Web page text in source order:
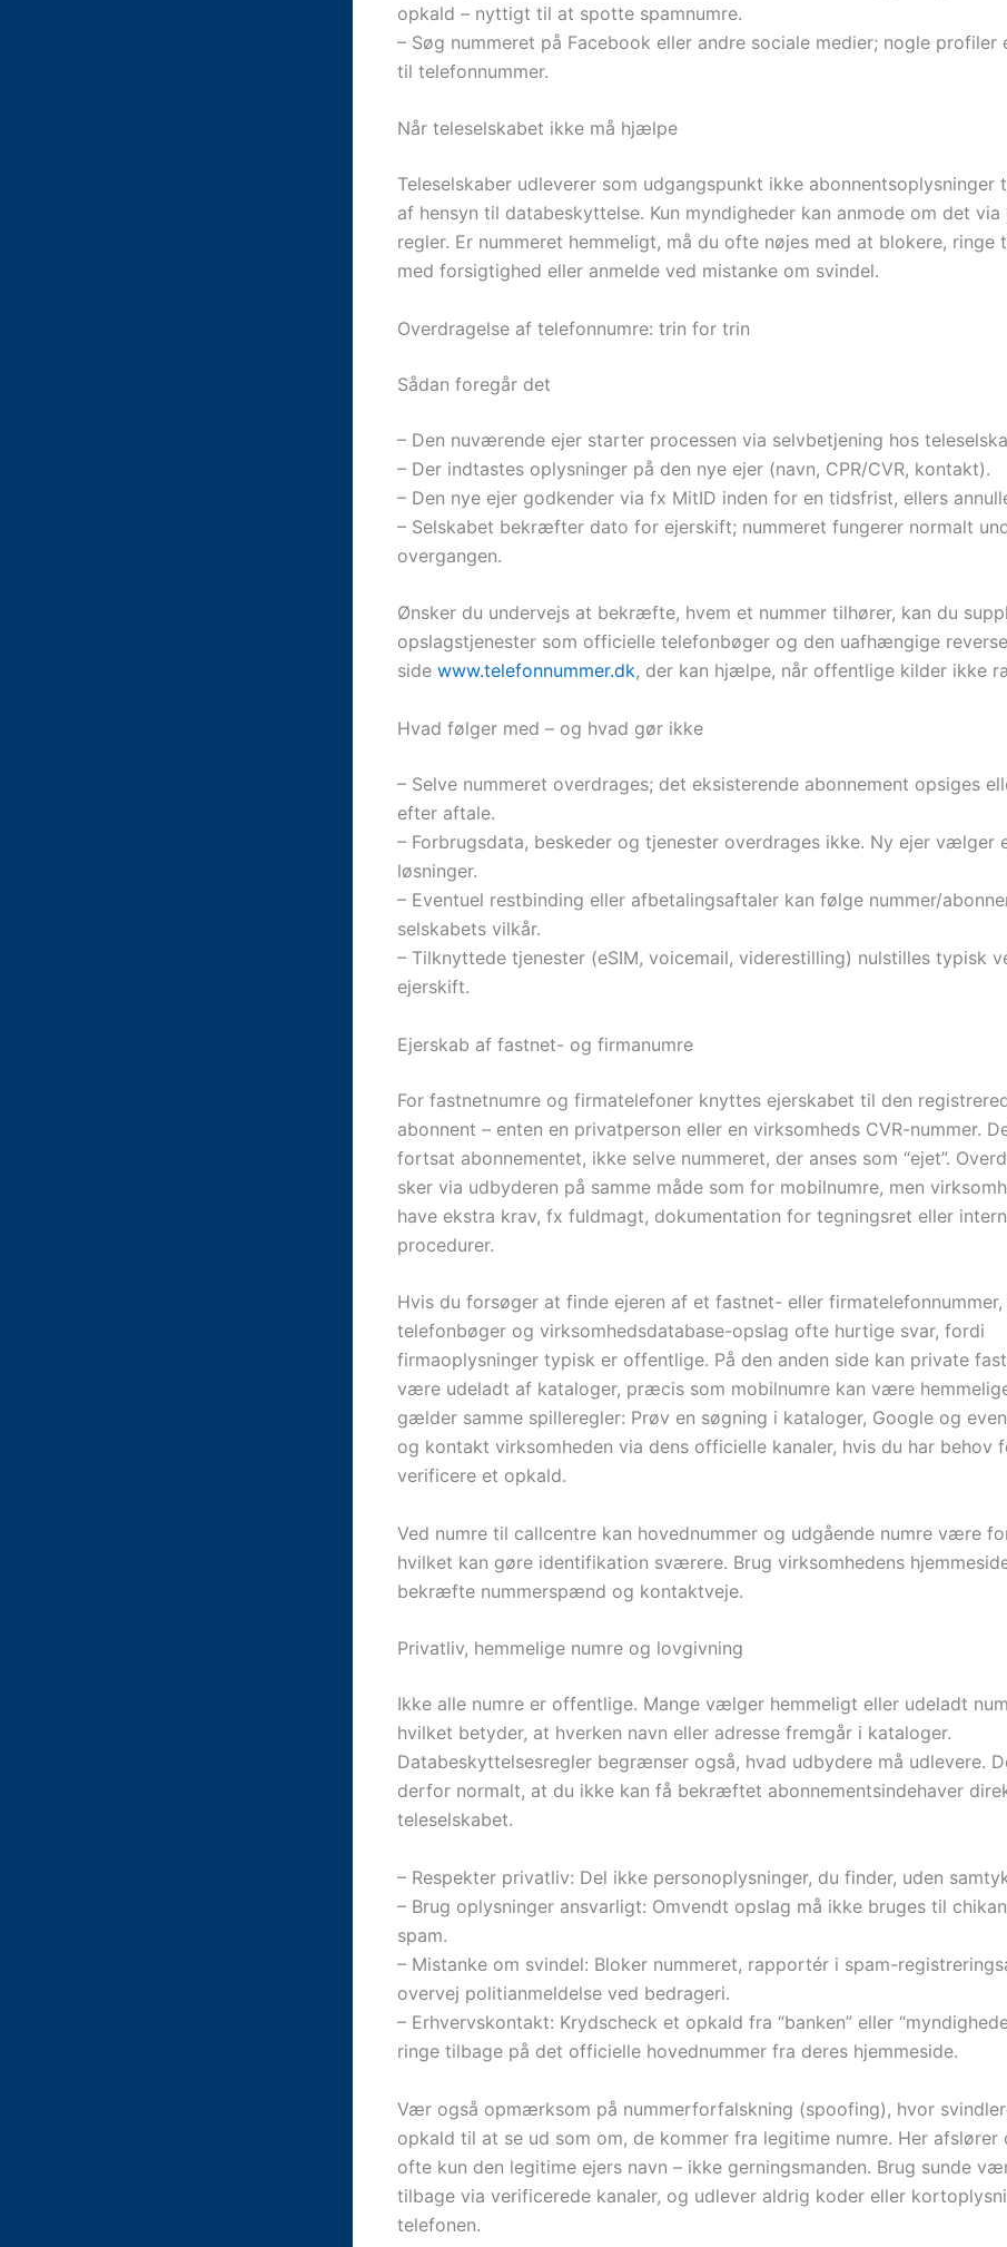
opkald – nyttigt til at spotte spamnumre.
– Søg nummeret på Facebook eller andre sociale medier; nogle profiler
til telefonnummer.
Når teleselskabet ikke må hjælpe
Teleselskaber udleverer som udgangspunkt ikke abonnentsoplysninger
af hensyn til databeskyttelse. Kun myndigheder kan anmode om det
regler. Er nummeret hemmeligt, må du ofte nøjes med at blokere, ringe
med forsigtighed eller anmelde ved mistanke om svindel.
Overdragelse af telefonnumre: trin for trin
Sådan foregår det
– Den nuværende ejer starter processen via selvbetjening hos
– Der indtastes oplysninger på den nye ejer (navn, CPR/CVR, kontakt).
– Den nye ejer godkender via fx MitID inden for en tidsfrist, ellers
– Selskabet bekræfter dato for ejerskift; nummeret fungerer normalt
overgangen.
Ønsker du undervejs at bekræfte, hvem et nummer tilhører, kan du
opslagstjenester som officielle telefonbøger og den uafhængige
side www.telefonnummer.dk, der kan hjælpe, når offentlige kilder ikke
Hvad følger med – og hvad gør ikke
– Selve nummeret overdrages; det eksisterende abonnement opsiges
efter aftale.
– Forbrugsdata, beskeder og tjenester overdrages ikke. Ny ejer vælger
løsninger.
– Eventuel restbinding eller afbetalingsaftaler kan følge nummer/
selskabets vilkår.
– Tilknyttede tjenester (eSIM, voicemail, viderestilling) nulstilles typisk
ejerskift.
Ejerskab af fastnet- og firmanumre
For fastnetnumre og firmatelefoner knyttes ejerskabet til den
abonnent – enten en privatperson eller en virksomheds CVR-nummer.
fortsat abonnementet, ikke selve nummeret, der anses som “ejet”.
sker via udbyderen på samme måde som for mobilnumre, men
have ekstra krav, fx fuldmagt, dokumentation for tegningsret eller
procedurer.
Hvis du forsøger at finde ejeren af et fastnet- eller
telefonbøger og virksomhedsdatabase-opslag ofte hurtige svar, fordi
firmaoplysninger typisk er offentlige. På den anden side kan private
være udeladt af kataloger, præcis som mobilnumre kan være
gælder samme spilleregler: Prøv en søgning i kataloger, Google og
og kontakt virksomheden via dens officielle kanaler, hvis du har behov
verificere et opkald.
Ved numre til callcentre kan hovednummer og udgående numre være
hvilket kan gøre identifikation sværere. Brug virksomhedens
bekræfte nummerspænd og kontaktveje.
Privatliv, hemmelige numre og lovgivning
Ikke alle numre er offentlige. Mange vælger hemmeligt eller udeladt
hvilket betyder, at hverken navn eller adresse fremgår i kataloger.
Databeskyttelsesregler begrænser også, hvad udbydere må udlevere.
derfor normalt, at du ikke kan få bekræftet abonnementsindehaver
teleselskabet.
– Respekter privatliv: Del ikke personoplysninger, du finder, uden
– Brug oplysninger ansvarligt: Omvendt opslag må ikke bruges til
spam.
– Mistanke om svindel: Bloker nummeret, rapportér i spam-
overvej politianmeldelse ved bedrageri.
– Erhvervskontakt: Krydscheck et opkald fra “banken” eller
ringe tilbage på det officielle hovednummer fra deres hjemmeside.
Vær også opmærksom på nummerforfalskning (spoofing), hvor
opkald til at se ud som om, de kommer fra legitime numre. Her afslører
ofte kun den legitime ejers navn – ikke gerningsmanden. Brug sunde
tilbage via verificerede kanaler, og udlever aldrig koder eller
telefonen.